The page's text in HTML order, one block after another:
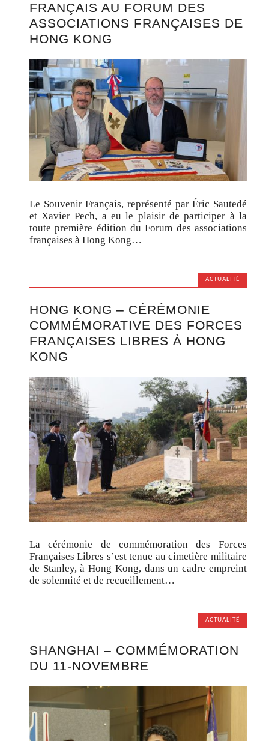
FRANÇAIS AU FORUM DES
ASSOCIATIONS FRANÇAISES DE
HONG KONG
Le Souvenir Français, représenté par Éric Sautedé
et Xavier Pech, a eu le plaisir de participer à la
toute première édition du Forum des associations
françaises à Hong Kong…
ACTUALITÉ
HONG KONG – CÉRÉMONIE
COMMÉMORATIVE DES FORCES
FRANÇAISES LIBRES À HONG
KONG
La cérémonie de commémoration des Forces
Françaises Libres s’est tenue au cimetière militaire
de Stanley, à Hong Kong, dans un cadre empreint
de solennité et de recueillement…
ACTUALITÉ
SHANGHAI – COMMÉMORATION
DU 11-NOVEMBRE